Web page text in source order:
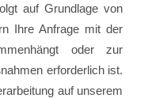
auf Grundlage von
Ihre Anfrage mit der
oder zur
erforderlich ist.
auf unserem